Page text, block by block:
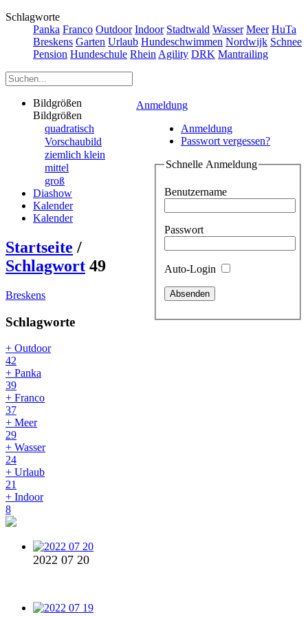
Schlagworte
Panka Franco Outdoor Indoor Stadtwald Wasser Meer HuTa
Breskens Garten Urlaub Hundeschwimmen Nordwijk Schnee
Pension Hundeschule Rhein Agility DRK Mantrailing
Anmeldung
Anmeldung
Passwort vergessen?
Schnelle Anmeldung
Benutzername
Passwort
Auto-Login
Bildgrößen
Bildgrößen
quadratisch
Vorschaubild
ziemlich klein
mittel
groß
Diashow
Kalender
Kalender
Startseite /
Schlagwort 49
Breskens
Schlagworte
+ Outdoor
42
+ Panka
39
+ Franco
37
+ Meer
29
+ Wasser
24
+ Urlaub
21
+ Indoor
8
2022 07 20